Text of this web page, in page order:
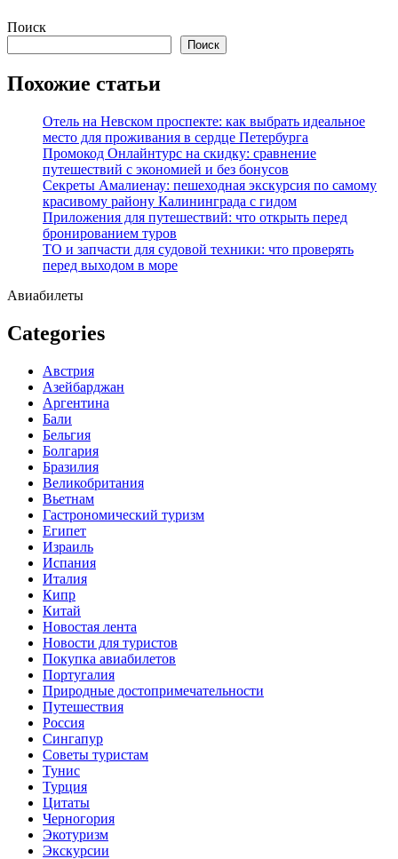
Перейти
содержимому
Поиск
Поиск
Похожие статьи
Отель на Невском проспекте: как выбрать идеальное
место для проживания в сердце Петербурга
Промокод Онлайнтурс на скидку: сравнение
путешествий с экономией и без бонусов
Секреты Амалиенау: пешеходная экскурсия по самому
красивому району Калининграда с гидом
Приложения для путешествий: что открыть перед
бронированием туров
ТО и запчасти для судовой техники: что проверять
перед выходом в море
Авиабилеты
Categories
Австрия
Азейбарджан
Аргентина
Бали
Бельгия
Болгария
Бразилия
Великобритания
Вьетнам
Гастрономический туризм
Египет
Израиль
Испания
Италия
Кипр
Китай
Новостая лента
Новости для туристов
Покупка авиабилетов
Португалия
Природные достопримечательности
Путешествия
Россия
Сингапур
Советы туристам
Тунис
Турция
Цитаты
Черногория
Экотуризм
Экскурсии